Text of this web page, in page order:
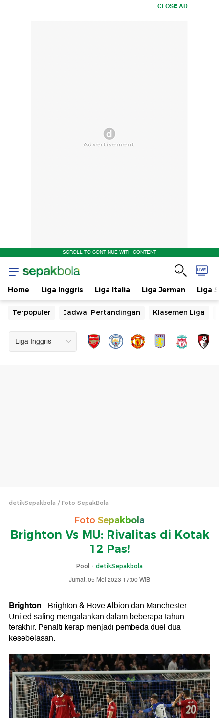
CLOSE AD
SCROLL TO CONTINUE WITH CONTENT
Home Liga Inggris Liga Italia Liga Jerman Liga
Terpopuler Jadwal Pertandingan Klasemen Liga
detikSepakbola Foto SepakBola
Foto Sepakbola
Brighton Vs MU: Rivalitas di Kotak
12 Pas!
Pool - detikSepakbola
Jumat, 05 Mei 2023 17:00 WIB
Brighton- Brighton & Hove Albion dan Manchester
United saling mengalahkan dalam beberapa tahun
terakhir. Penalti kerap menjadi pembeda duel dua
kesebelasan.